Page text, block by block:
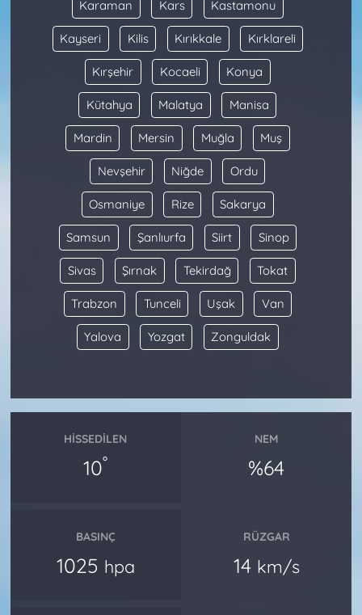
Karaman Kars Kastamonu
Kayseri Kilis Kırıkkale Kırklareli
Kırşehir Kocaeli Konya
Kütahya Malatya Manisa
Mardin Mersin Muğla Muş
Nevşehir Niğde Ordu
Osmaniye Rize Sakarya
Samsun Şanlıurfa Siirt Sinop
Sivas Şırnak Tekirdağ Tokat
Trabzon Tunceli Uşak Van
Yalova Yozgat Zonguldak
HISSEDILEN
10°
NEM
%64
BASINÇ
1025 hpa
RÜZGAR
14 km/s